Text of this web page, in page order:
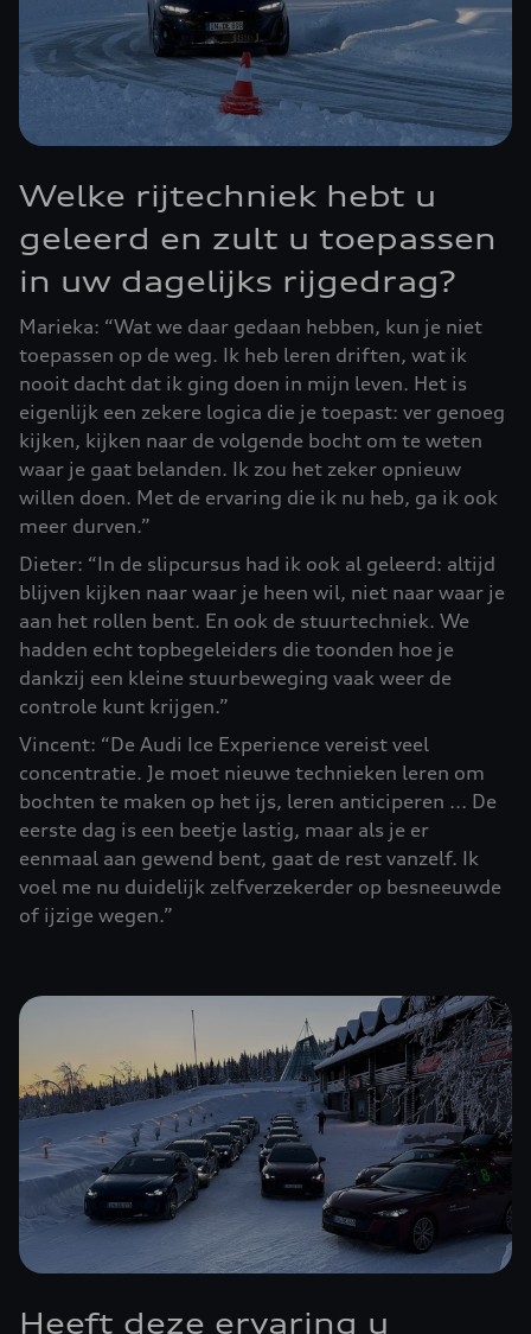
Welke rijtechniek hebt u
geleerd en zult u toepassen
in uw dagelijks rijgedrag?
Marieka: “Wat we daar gedaan hebben, kun je niet
toepassen op de weg. Ik heb leren driften, wat ik
nooit dacht dat ik ging doen in mijn leven. Het is
eigenlijk een zekere logica die je toepast: ver genoeg
kijken, kijken naar de volgende bocht om te weten
waar je gaat belanden. Ik zou het zeker opnieuw
willen doen. Met de ervaring die ik nu heb, ga ik ook
meer durven.”
Dieter: “In de slipcursus had ik ook al geleerd: altijd
blijven kijken naar waar je heen wil, niet naar waar je
aan het rollen bent. En ook de stuurtechniek. We
hadden echt topbegeleiders die toonden hoe je
dankzij een kleine stuurbeweging vaak weer de
controle kunt krijgen.”
Vincent: “De Audi Ice Experience vereist veel
concentratie. Je moet nieuwe technieken leren om
bochten te maken op het ijs, leren anticiperen ... De
eerste dag is een beetje lastig, maar als je er
eenmaal aan gewend bent, gaat de rest vanzelf. Ik
voel me nu duidelijk zelfverzekerder op besneeuwde
of ijzige wegen.”
Heeft deze ervaring u